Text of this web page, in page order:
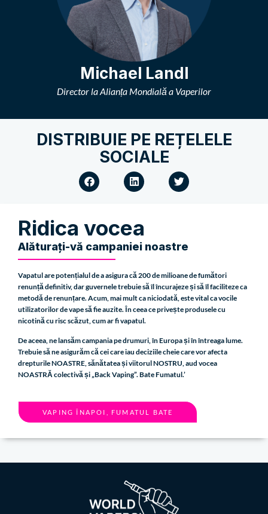
Michael Landl
Director la Alianța Mondială a Vaperilor
DISTRIBUIE PE REȚELELE
SOCIALE
Ridica vocea
Alăturați-vă campaniei noastre
Vapatul are potențialul de a asigura că 200 de milioane de fumători
renunță definitiv, dar guvernele trebuie să îl încurajeze și să îl faciliteze ca
metodă de renunțare. Acum, mai mult ca niciodată, este vital ca vocile
utilizatorilor de vape să fie auzite. În ceea ce privește produsele cu
nicotină cu risc scăzut, cum ar fi vapatul.
De aceea, ne lansăm campania pe drumuri, în Europa și în întreaga lume.
Trebuie să ne asigurăm că cei care iau deciziile cheie care vor afecta
drepturile NOASTRE, sănătatea și viitorul NOSTRU, aud vocea
NOASTRĂ colectivă și „Back Vaping”. Bate Fumatul.’
VAPING ÎNAPOI, FUMATUL BATE